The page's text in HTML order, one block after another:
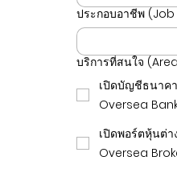
ประกอบอาชีพ (Job
บริการที่สนใจ
เปิดบัญชีธนาคารต่
Oversea
เปิดพอร์ตหุ้นต่
Oversea